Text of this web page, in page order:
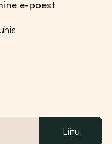
e-poest